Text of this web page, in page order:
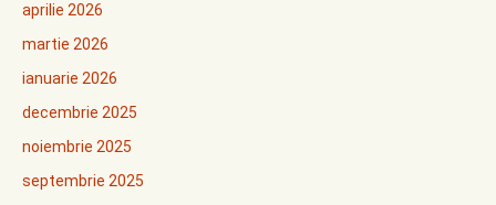
aprilie 2026
martie 2026
ianuarie 2026
decembrie 2025
noiembrie 2025
septembrie 2025